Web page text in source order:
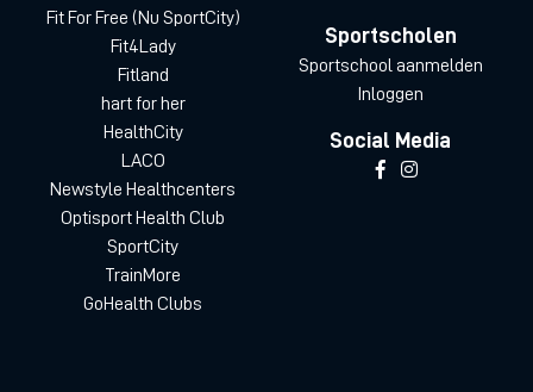
Fit For Free (Nu SportCity)
Fit4Lady
Fitland
hart for her
HealthCity
LACO
Newstyle Healthcenters
Optisport Health Club
SportCity
TrainMore
GoHealth Clubs
Sportscholen
Sportschool aanmelden
Inloggen
Social Media